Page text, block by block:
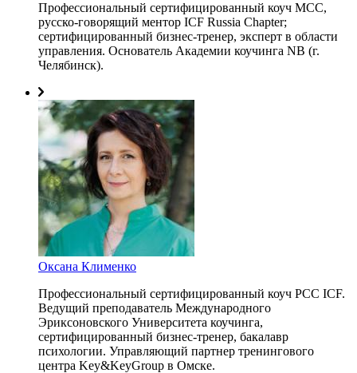
Профессиональный сертифицированный коуч MCC,
русcко-говорящий ментор ICF Russia Chapter;
сертифицированный бизнес-тренер, эксперт в области
управления. Основатель Академии коучинга NB (г.
Челябинск).
Оксана Клименко
Профессиональный сертифицированный коуч PCC ICF.
Ведущий преподаватель Международного
Эриксоновского Университета коучинга,
сертифицированный бизнес-тренер, бакалавр
психологии. Управляющий партнер тренингового
центра Key&KeyGroup в Омске.